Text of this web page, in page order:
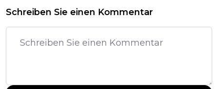
Schreiben Sie einen Kommentar